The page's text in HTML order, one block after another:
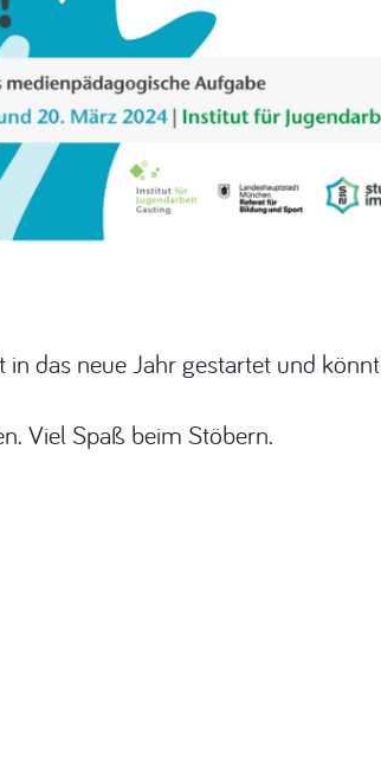
das neue Jahr gestartet und könnt
Viel Spaß beim Stöbern.